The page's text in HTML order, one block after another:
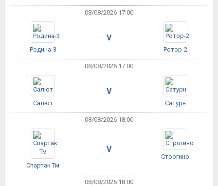
08/08/2026 17:00
Родина-3
V
Ротор-2
08/08/2026 17:00
Салют
V
Сатурн
08/08/2026 18:00
Спартак Тм
V
Строгино
08/08/2026 18:00